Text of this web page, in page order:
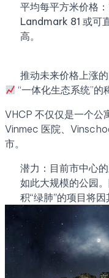
平均每平方米价格
Landmark 81 或可
高。
推动未来价格上涨
“一体化生态系统”的
VHCP 不仅仅是一个公
Vinmec 医院、
市。
潜力：目前市中心
如此大规模的公园
积“绿肺”的项目将